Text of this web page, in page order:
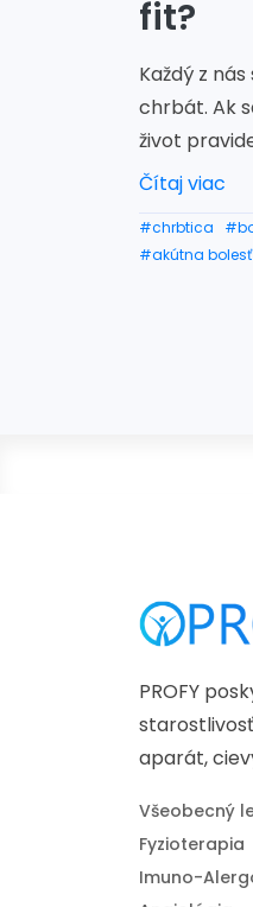
fit?
Každý z
chrbát. Ak
život
Čítaj viac
#chrbtica
#akútna bolesť
PROFY
aparát,
Všeobecný
Fyzioterapia
Imuno-